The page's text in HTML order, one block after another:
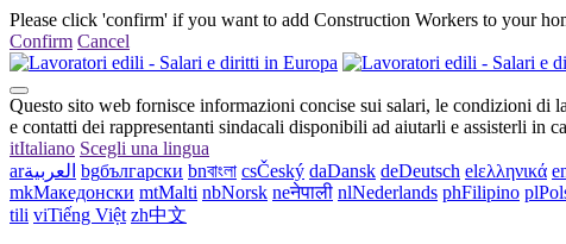
Please click 'confirm' if you want to add Construction Workers to your
Confirm Cancel
Questo sito web fornisce informazioni concise sui salari, le condizioni
e contatti dei rappresentanti sindacali disponibili ad aiutarli e assisterli in
itItaliano Scegli una lingua
arالعربية bgбългарски bnবাংলা csČeský daDansk deDeutsch elελληνικά
mkМакедонски mtMalti nbNorsk neनेपाली nlNederlands phFilipino pl
tili viTiếng Việt zh中文